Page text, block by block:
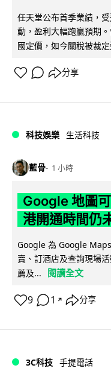
任天堂公布首季業績，
動，盈利大幅跑贏預期
國定價，如今關稅被裁
分享
科技娛樂 生活科技
藍骨 1 小時
Google 地圖
港開通時間仍
Google 為 Google
賣、訂酒店及查詢現場
薦及...
閱讀全文
9 1 ↗ 分享
3C科技 手提電話